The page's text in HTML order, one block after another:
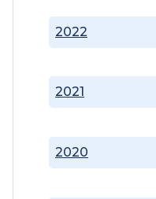
2020
2021
2022